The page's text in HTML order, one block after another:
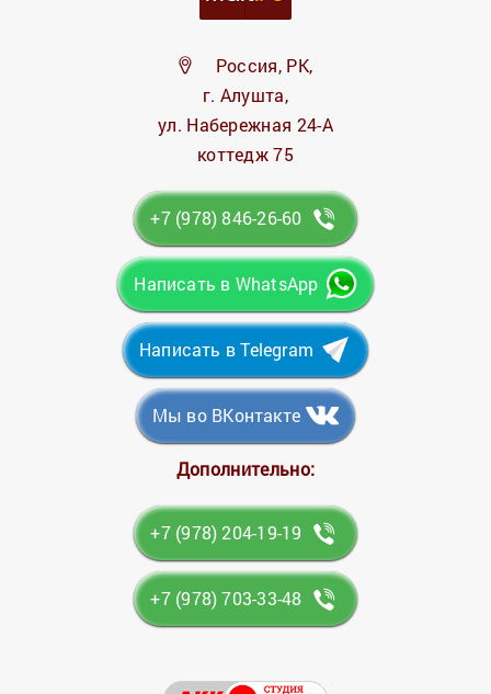
Россия, РК,
г. Алушта,
ул. Набережная 24-А
коттедж 75
+7 (978) 846-26-60
Написать в WhatsApp
Написать в Telegram
Мы во ВКонтакте
Дополнительно:
+7 (978) 204-19-19
+7 (978) 703-33-48